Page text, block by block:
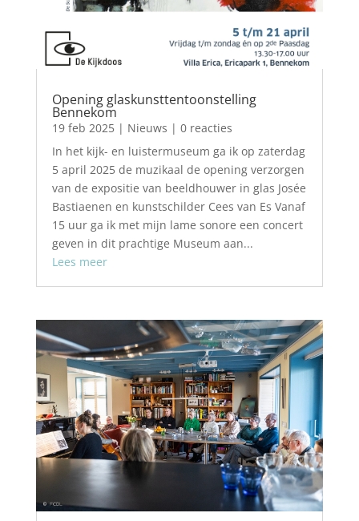
Opening glaskunsttentoonstelling
Bennekom
19 feb 2025| Nieuws | 0 reacties
In het kijk- en luistermuseum ga ik op zaterdag
5 april 2025 de muzikaal de opening verzorgen
van de expositie van beeldhouwer in glas Josée
Bastiaenen en kunstschilder Cees van Es Vanaf
15 uur ga ik met mijn lame sonore een concert
geven in dit prachtige Museum aan...
Lees meer